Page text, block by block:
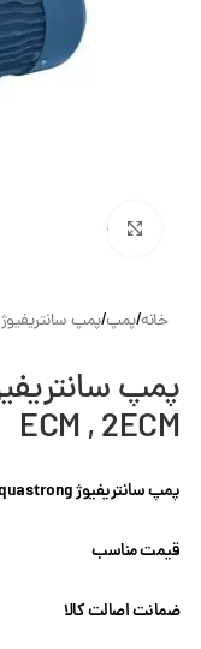
بزرگنمایی تصویر
خانه/پمپ/پمپ سانتریفیوژ
ECM , 2ECM
پمپ سانتریفیوژ Aquastrong ایتالیا
قیمت مناسب
ضمانت اصالت کالا